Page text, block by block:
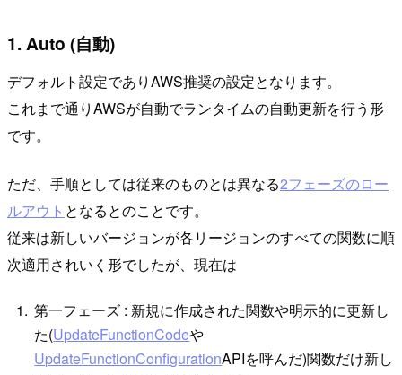
1. Auto (自動)
デフォルト設定でありAWS推奨の設定となります。
これまで通りAWSが自動でランタイムの自動更新を行う形
です。
ただ、手順としては従来のものとは異なる2フェーズのロー
ルアウト となるとのことです。
従来は新しいバージョンが各リージョンのすべての関数に順
次適用されいく形でしたが、現在は
第一フェーズ : 新規に作成された関数や明示的に更新し
た(UpdateFunctionCodeや
UpdateFunctionConfigurationAPIを呼んだ)関数だけ新し